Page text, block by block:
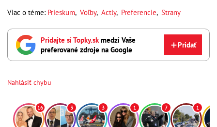
Viac o téme: Prieskum, Voľby, Actly, Preferencie, Strany
Pridajte si Topky.sk medzi Vaše
preferované zdroje na Google
Pridať
Nahlásiť chybu
16 3 3 1 7 1